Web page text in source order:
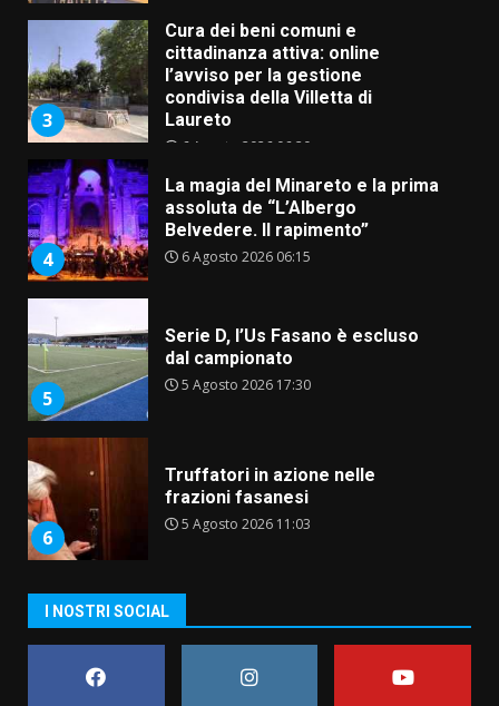
3
Cura dei beni comuni e
cittadinanza attiva: online
l’avviso per la gestione
condivisa della Villetta di
Laureto
6 Agosto 2026 06:20
4
La magia del Minareto e la prima
assoluta de “L’Albergo
Belvedere. Il rapimento”
6 Agosto 2026 06:15
5
Serie D, l’Us Fasano è escluso
dal campionato
5 Agosto 2026 17:30
6
Truffatori in azione nelle
frazioni fasanesi
5 Agosto 2026 11:03
al Prefetto: “Noi cittadini di
serie B”
5 Agosto 2026 06:15
I NOSTRI SOCIAL